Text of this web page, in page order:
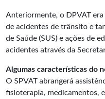
Anteriormente, o DPVAT
de acidentes de trânsito e
de Saúde (SUS) e ações de
acidentes através da
Algumas características do
O SPVAT abrangerá
fisioterapia, medicamentos,